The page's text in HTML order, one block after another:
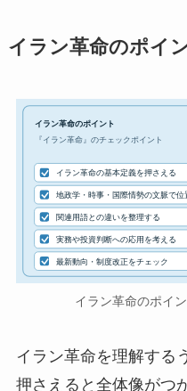
イラン革命のポイ
イラン革命のポイント
『イラン革命』のチェックポイント
イラン革命の基本定義を押さえる
地政学・時事・国際情勢の文脈で位
関連用語との違いを整理する
実務や投資判断への応用を考える
最新動向・制度改正をチェック
イラン革命のポイ
イラン革命を理解する
押さえると全体像がつ